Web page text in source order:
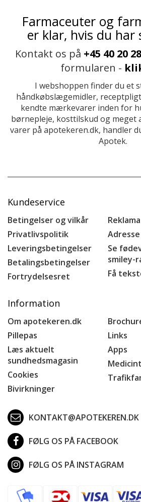
Farmaceuter og
er klar, hvis du har
Kontakt os på +45 40 20
formularen -
I webshoppen finder du et
håndkøbslægemidler,
kendte mærkevarer inden for
børnepleje, kosttilskud og meget
varer på apotekeren.dk, handler
Apotek.
Kundeservice
Betingelser og vilkår
Privatlivspolitik
Leveringsbetingelser
Betalingsbetingelser
Fortrydelsesret
Se
smiley-
Få
Information
Om apotekeren.dk
Pillepas
Læs aktuelt
sundhedsmagasin
Cookies
Bivirkninger
Links
Apps
KONTAKT@APOTEKEREN.DK
FØLG OS PÅ FACEBOOK
FØLG OS PÅ INSTAGRAM